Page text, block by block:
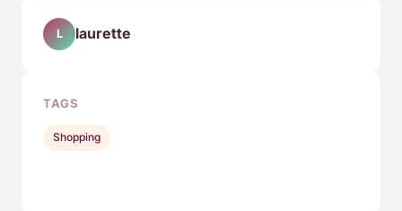
L laurette
TAGS
Shopping